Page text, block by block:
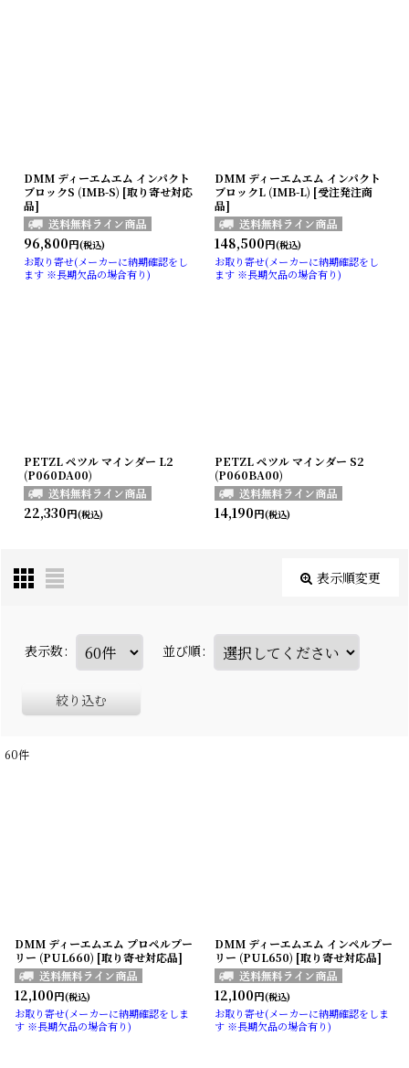
DMM ディーエムエム インパクト
ブロックS (IMB-S) [取り寄せ対応
品]
96,800円(税込)
お取り寄せ(メーカーに納期確認をし
ます ※長期欠品の場合有り)
DMM ディーエムエム インパクト
ブロックL (IMB-L) [受注発注商
品]
148,500円(税込)
お取り寄せ(メーカーに納期確認をし
ます ※長期欠品の場合有り)
PETZL ペツル マインダー L2
(P060DA00)
22,330円(税込)
PETZL ペツル マインダー S2
(P060BA00)
14,190円(税込)
表示順変更
表示数: 並び順:
絞り込む
60件
DMM ディーエムエム プロペルプー
リー (PUL660) [取り寄せ対応品]
12,100円(税込)
お取り寄せ(メーカーに納期確認をしま
す ※長期欠品の場合有り)
DMM ディーエムエム インペルプー
リー (PUL650) [取り寄せ対応品]
12,100円(税込)
お取り寄せ(メーカーに納期確認をしま
す ※長期欠品の場合有り)